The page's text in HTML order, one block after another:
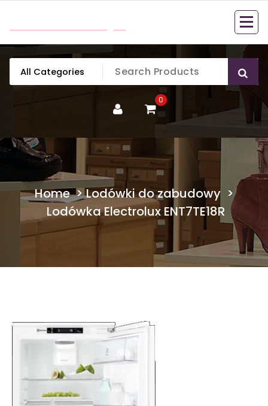
content
0
Home>Lodówki do zabudowy >
Lodówka Electrolux ENT7TE18R